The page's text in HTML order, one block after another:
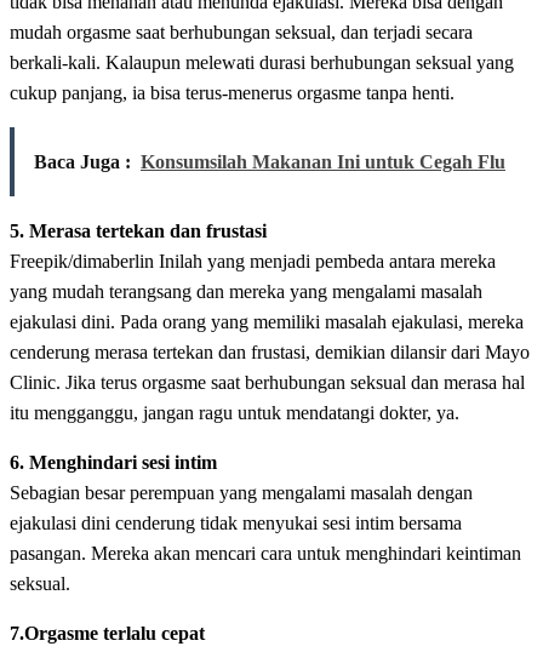
mudah orgasme saat berhubungan seksual, dan terjadi secara
berkali-kali. Kalaupun melewati durasi berhubungan seksual yang
cukup panjang, ia bisa terus-menerus orgasme tanpa henti.
Baca Juga : Konsumsilah Makanan Ini untuk Cegah Flu
5. Merasa tertekan dan frustasi
Freepik/dimaberlin Inilah yang menjadi pembeda antara mereka
yang mudah terangsang dan mereka yang mengalami masalah
ejakulasi dini. Pada orang yang memiliki masalah ejakulasi, mereka
cenderung merasa tertekan dan frustasi, demikian dilansir dari Mayo
Clinic. Jika terus orgasme saat berhubungan seksual dan merasa hal
itu mengganggu, jangan ragu untuk mendatangi dokter, ya.
6. Menghindari sesi intim
Sebagian besar perempuan yang mengalami masalah dengan
ejakulasi dini cenderung tidak menyukai sesi intim bersama
pasangan. Mereka akan mencari cara untuk menghindari keintiman
seksual.
7.Orgasme terlalu cepat